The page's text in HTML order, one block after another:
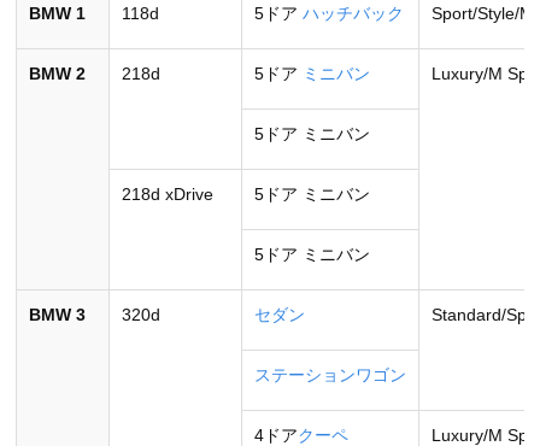
BMW 1 118d 5ドア ハッチバック Sport/Style/M
BMW 2 218d 5ドア ミニバン Luxury/M
5ドア ミニバン
218d xDrive 5ドア ミニバン
5ドア ミニバン
BMW 3 320d セダン Standard/
ステーションワゴン
4ドアクーペ Luxury/M